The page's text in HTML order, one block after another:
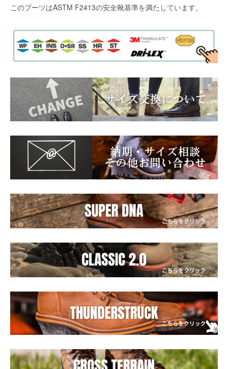
このブーツはASTM F2413の安全靴基準を満たしています。